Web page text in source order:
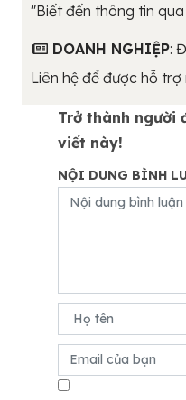
"Biết đến thông tin
DOANH NGHIỆP:
Liên hệ để được hỗ trợ
Trở thành người
viết này!
NỘI DUNG BÌNH